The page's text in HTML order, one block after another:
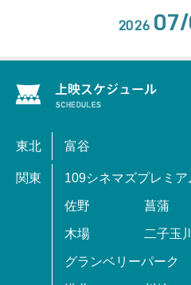
2026
東北 富谷
関東 109シネマズプレミア
佐野 菖蒲
木場 二子玉川
グランベリーパーク